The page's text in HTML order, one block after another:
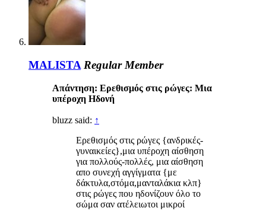
MALISTA Regular Member
Απάντηση: Ερεθισμός στις ρώγες: Μια
υπέροχη Ηδονή
bluzz said: ↑
Ερεθισμός στις ρώγες {ανδρικές-
γυναικείες},μια υπέροχη αίσθηση
για πολλούς-πολλές, μια αίσθηση
απο συνεχή αγγίγματα {με
δάκτυλα,στόμα,μανταλάκια κλπ}
στις ρώγες που ηδονίζουν όλο το
σώμα σαν ατέλειωτοι μικροί